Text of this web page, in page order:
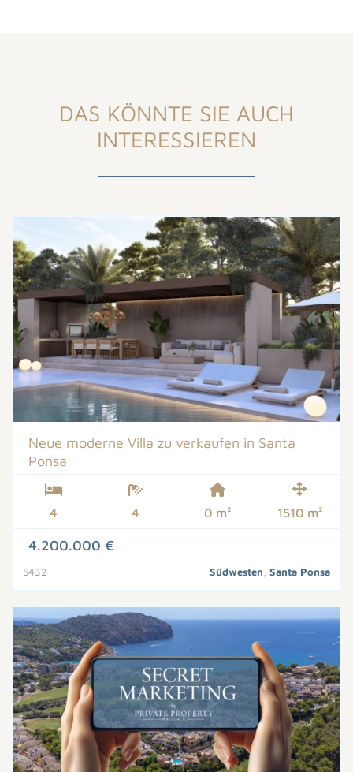
DAS KÖNNTE SIE AUCH
INTERESSIEREN
Neue moderne Villa zu verkaufen in Santa
Ponsa
4 4 0 m² 1510 m²
4.200.000 €
5432 Südwesten Santa Ponsa